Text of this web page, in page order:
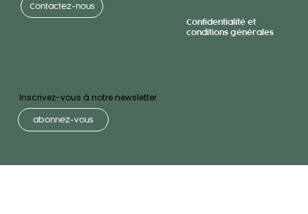
Inscrivez-vous à notre newsletter
abonnez-vous
Confidentialité et
conditions générales
Contactez-nous